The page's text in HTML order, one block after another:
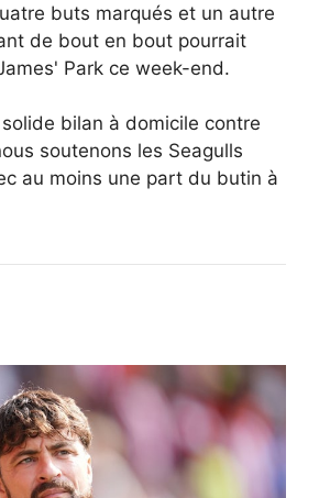
buts marqués et un autre
de bout en bout pourrait
Park ce week-end.
bilan à domicile contre
soutenons les Seagulls
au moins une part du butin à